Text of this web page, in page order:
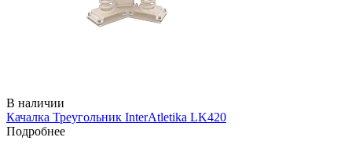
В наличии
Качалка Треугольник InterAtletika LK420
Подробнее